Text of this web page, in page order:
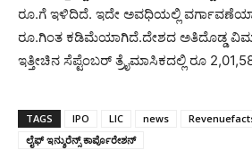
ರೂ.ಗೆ ಇಳಿದಿದೆ. ಇದೇ ಅವಧಿಯಲ್ಲಿ
ರೂ.ಗಿಂತ ಕಡಿಮೆಯಾಗಿದೆ.ದೇಶದ ಅತಿದೊಡ್ಡ
ಇತ್ತೀಚಿನ ಸೆಪ್ಟೆಂಬರ್ ತ್ರೈಮಾಸಿಕದಲ್ಲಿ ರೂ
TAGS IPO LIC news
ಲೈಫ್ ಇನ್ಶುರೆನ್ಸ್ ಕಾರ್ಪೊರೇಶನ್